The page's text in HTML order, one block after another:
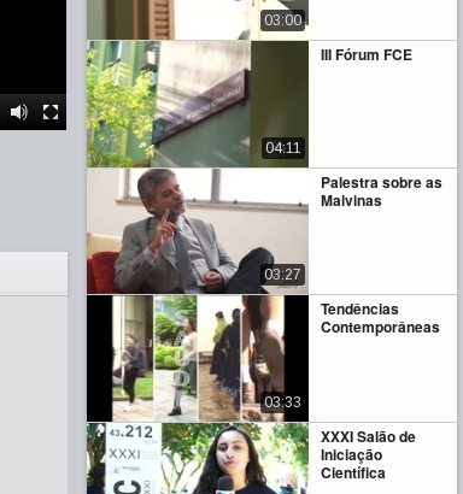
03:00
III Fórum FCE
04:11
Palestra sobre as
Malvinas
03:27
Tendências
Contemporâneas
03:33
XXXI Salão de
Iniciação
Científica